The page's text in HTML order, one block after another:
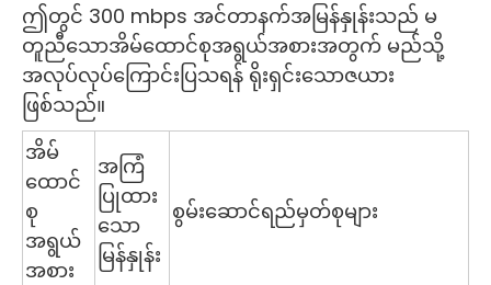
ဤတွင် 300 mbps အင်တာနက်အမြန်နှုန်းသည် မ
တူညီသောအိမ်ထောင်စုအရွယ်အစားအတွက် မည်သို့
အလုပ်လုပ်ကြောင်းပြသရန် ရိုးရှင်းသောဇယား
ဖြစ်သည်။
အိမ်
ထောင်
စု
အရွယ်
အစား
အကြံ
ပြုထား
သော
မြန်နှုန်း
စွမ်းဆောင်ရည်မှတ်စုများ